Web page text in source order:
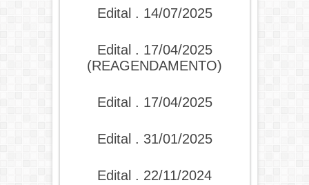
Edital . 14/07/2025
Edital . 17/04/2025
(REAGENDAMENTO)
Edital . 17/04/2025
Edital . 31/01/2025
Edital . 22/11/2024